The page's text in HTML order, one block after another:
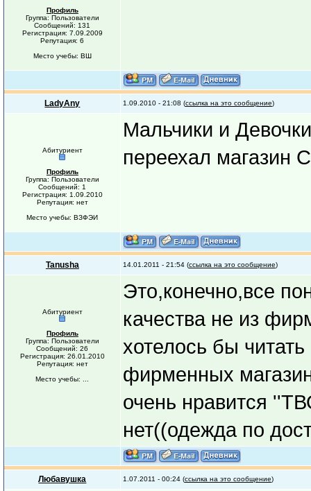
Профиль
Группа: Пользователи
Сообщений: 131
Регистрация: 7.09.2009
Репутация: 6
Место учебы: ВШ
LadyAny 1.09.2010 - 21:08 (ссылка на это сообщение)
Абитуриент
Профиль
Группа: Пользователи
Сообщений: 1
Регистрация: 1.09.2010
Репутация: нет
Место учебы: ВЗФЭИ
Мальчики и
переехал магазин
Tanusha 14.01.2011 - 21:54 (ссылка на это сообщение)
Абитуриент
Профиль
Группа: Пользователи
Сообщений: 26
Регистрация: 26.01.2010
Репутация: нет
Место учебы: ...
Это,конечно,все
качества не из
хотелось бы
фирменных
очень нравится
нет((одежда по
Любавушка 1.07.2011 - 00:24 (ссылка на это сообщение)